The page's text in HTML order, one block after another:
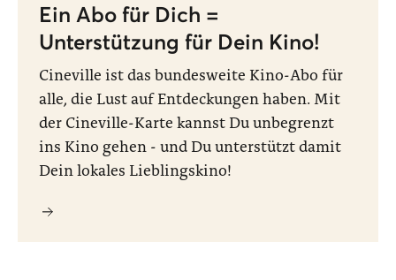
Ein Abo für Dich =
Unterstützung für Dein Kino!
Cineville ist das bundesweite Kino-Abo für
alle, die Lust auf Entdeckungen haben. Mit
der Cineville-Karte kannst Du unbegrenzt
ins Kino gehen - und Du unterstützt damit
Dein lokales Lieblingskino!